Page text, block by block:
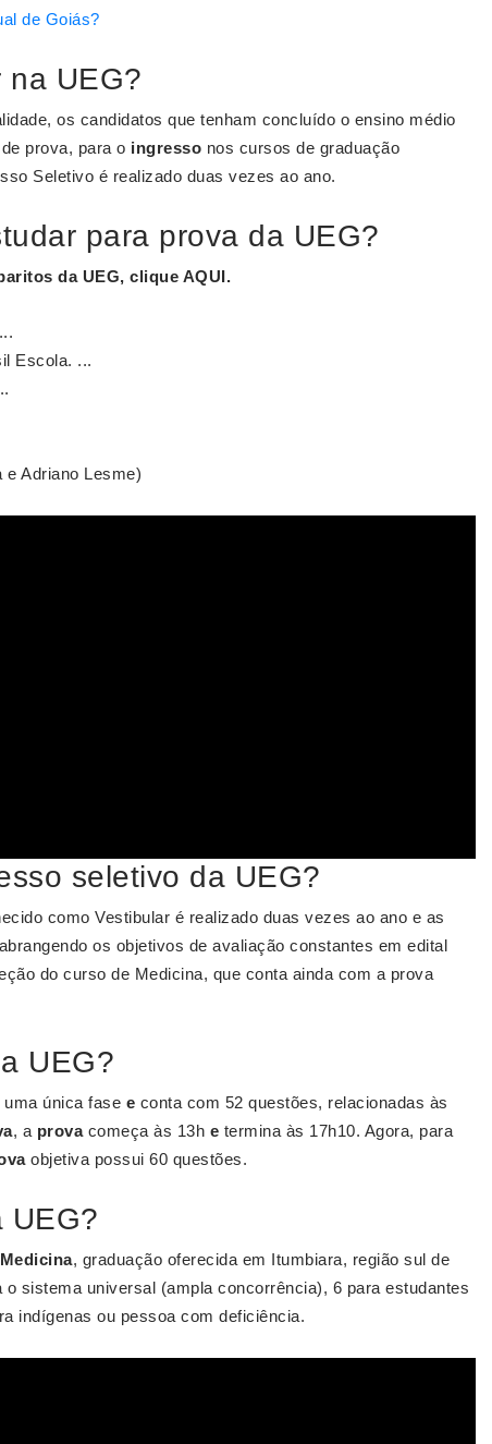
de Goiás?
na UEG?
os candidatos que tenham concluído o ensino médio
prova, para o ingresso nos cursos de graduação
Seletivo é realizado duas vezes ao ano.
para prova da UEG?
da UEG, clique AQUI.
Escola. ...
Adriano Lesme)
seletivo da UEG?
como Vestibular é realizado duas vezes ao ano e as
os objetivos de avaliação constantes em edital
do curso de Medicina, que conta ainda com a prova
UEG?
única fase e conta com 52 questões, relacionadas às
, a provacomeça às 13h e termina às 17h10. Agora, para
objetiva possui 60 questões.
UEG?
Medicina, graduação oferecida em Itumbiara, região sul de
sistema universal (ampla concorrência), 6 para estudantes
indígenas ou pessoa com deficiência.